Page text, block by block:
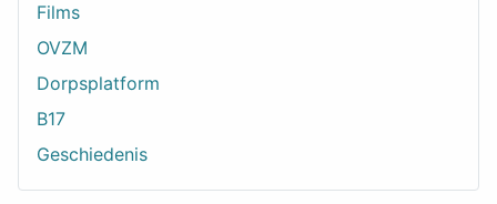
Films
OVZM
Dorpsplatform
B17
Geschiedenis